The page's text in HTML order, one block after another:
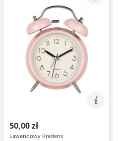
50,00 zł
Lawendowy Kredens